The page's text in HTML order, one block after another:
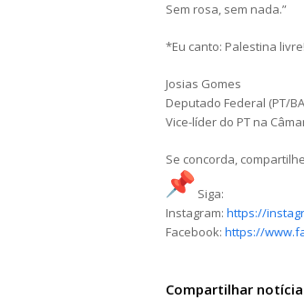
Sem rosa, sem nada.”
*Eu canto: Palestina
Josias Gomes
Deputado Federal (PT/
Vice-líder do PT na
Se concorda,
Siga:
Instagram: https://
Facebook: https://
Compartilhar notícia